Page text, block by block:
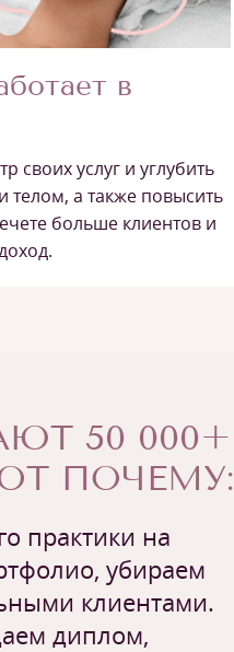
в
своих услуг и углубить
телом, а также повысить
больше клиентов и
50 000+
ПОЧЕМУ:
практики на
убираем
клиентами.
диплом,